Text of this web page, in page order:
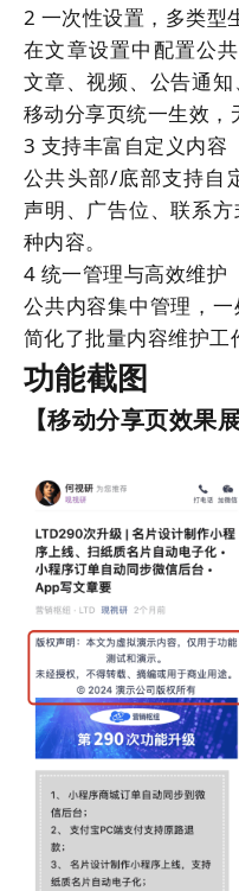
2 一次性设置，多类型
在文章设置中配置公
文章、视频、公告通
移动分享页统一生效，
3 支持丰富自定义内容
公共头部/底部支持自
声明、广告位、联系
种内容。
4 统一管理与高效维护
公共内容集中管理，
简化了批量内容维护工
功能截图
【移动分享页效果展